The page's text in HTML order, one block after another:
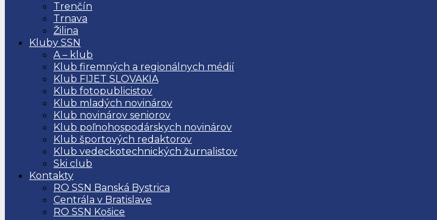
Trenčín
Trnava
Žilina
Kluby SSN
A – klub
Klub firemných a regionálnych médií
Klub FIJET SLOVAKIA
Klub fotopublicistov
Klub mladých novinárov
Klub novinárov seniorov
Klub poľnohospodárskych novinárov
Klub športových redaktorov
Klub vedeckotechnických žurnalistov
Ski club
Kontakty
RO SSN Banská Bystrica
Centrála v Bratislave
RO SSN Košice